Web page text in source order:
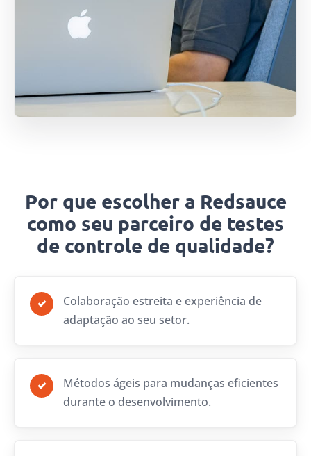
Por que escolher a Redsauce
como seu parceiro de testes
de controle de qualidade?
✓
Colaboração estreita e experiência de
adaptação ao seu setor.
✓
Métodos ágeis para mudanças eficientes
durante o desenvolvimento.